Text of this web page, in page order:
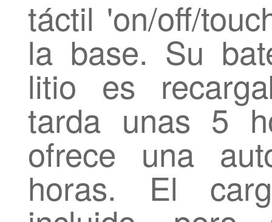
táctil 'on/off/
la base. Su
litio es
tarda unas 5
ofrece una
horas. El